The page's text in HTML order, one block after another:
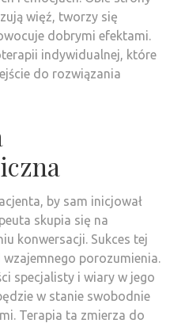
więź, tworzy się
dobrymi efektami.
indywidualnej, które
do rozwiązania
by sam inicjował
skupia się na
konwersacji. Sukces tej
porozumienia.
specjalisty i wiary w jego
w stanie swobodnie
Terapia ta zmierza do